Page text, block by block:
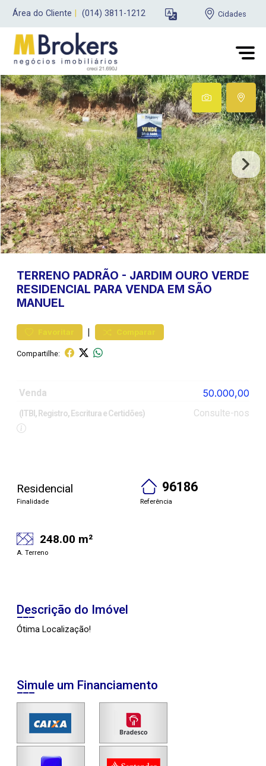
Área do Cliente (014) 3811-1212 Cidades
TERRENO PADRÃO - JARDIM OURO VERDE
RESIDENCIAL PARA VENDA EM SÃO
MANUEL
Favoritar | Comparar
Compartilhe:
Venda 50.000,00
(ITBI, Registro, Escritura e Certidões) Consulte-nos
Residencial
Finalidade
96186
Referência
248.00 m²
A. Terreno
Descrição do Imóvel
Ótima Localização!
Simule um Financiamento